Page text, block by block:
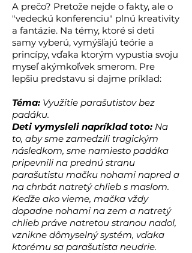
A prečo? Pretože nejde o fakty, ale o
"vedeckú konferenciu" plnú kreativity
a fantázie. Na témy, ktoré si deti
samy vyberú, vymýšľajú teórie a
princípy, vďaka ktorým vypustia svoju
myseľ akýmkoľvek smerom. Pre
lepšiu predstavu si dajme príklad:
Téma: Využitie parašutistov bez
padáku.
Deti vymysleli napríklad toto: Na
to, aby sme zamedzili tragickým
následkom, sme namiesto padáka
pripevnili na prednú stranu
parašutistu mačku nohami napred a
na chrbát natretý chlieb s maslom.
Keďže ako vieme, mačka vždy
dopadne nohami na zem a natretý
chlieb práve natretou stranou nadol,
vznikne dômyselný systém, vďaka
ktorému sa parašutista neudrie.